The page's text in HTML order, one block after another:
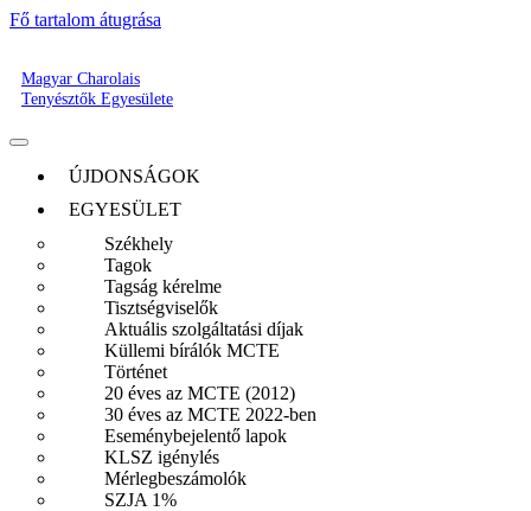
Fő tartalom átugrása
Magyar Charolais
Tenyésztők Egyesülete
ÚJDONSÁGOK
EGYESÜLET
Székhely
Tagok
Tagság kérelme
Tisztségviselők
Aktuális szolgáltatási díjak
Küllemi bírálók MCTE
Történet
20 éves az MCTE (2012)
30 éves az MCTE 2022-ben
Eseménybejelentő lapok
KLSZ igénylés
Mérlegbeszámolók
SZJA 1%